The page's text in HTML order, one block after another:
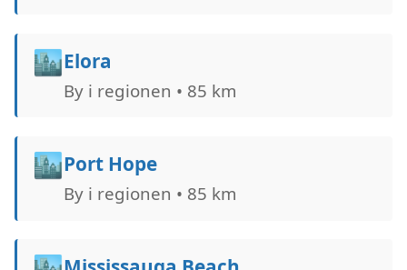
🏙️Elora
By i regionen • 85 km
🏙️Port Hope
By i regionen • 85 km